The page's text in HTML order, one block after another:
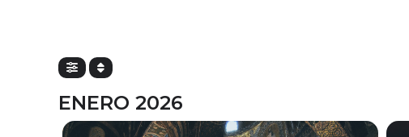
ENERO 2026